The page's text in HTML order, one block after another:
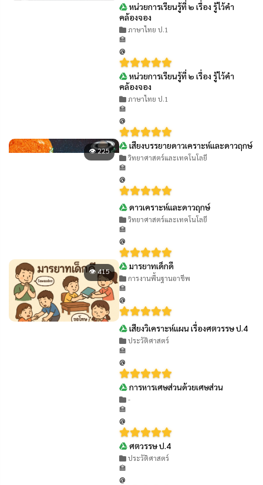
หน่วยการเรียนรู้ที่ ๒ เรื่อง รู้ไว้คำ
คล้องจอง
ภาษาไทย ป.1
🏫
@
หน่วยการเรียนรู้ที่ ๒ เรื่อง รู้ไว้คำ
คล้องจอง
ภาษาไทย ป.1
🏫
@
👁 225 เสียงบรรยายดาวเคราะห์และดาวฤกษ์
วิทยาศาสตร์และเทคโนโลยี
🏫
@
ดาวเคราะห์และดาวฤกษ์
วิทยาศาสตร์และเทคโนโลยี
🏫
@
👁 415 มารยาทเด็กดี
การงานพื้นฐานอาชีพ
🏫
@
เสียงวิเคราะห์แผน เรื่องศตวรรษ ป.4
ประวัติศาสตร์
🏫
@
การหารเศษส่วนด้วยเศษส่วน
-
🏫
@
ศตวรรษ ป.4
ประวัติศาสตร์
🏫
@